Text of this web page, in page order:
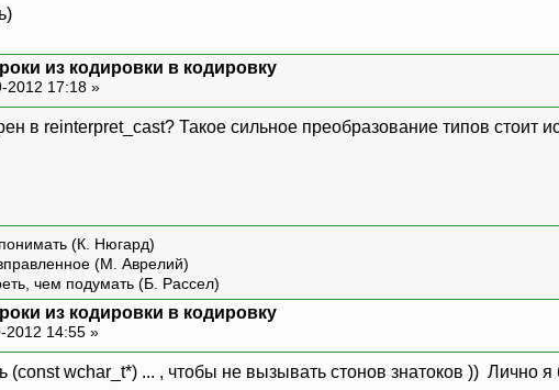
из кодировки в кодировку
2012 17:18 »
в reinterpret_cast? Такое сильное преобразование типов стоит
(К. Нюгард)
(М. Аврелий)
чем подумать (Б. Рассел)
из кодировки в кодировку
2012 14:55 »
(const wchar_t*) ... , чтобы не вызывать стонов знатоков )) Лично я